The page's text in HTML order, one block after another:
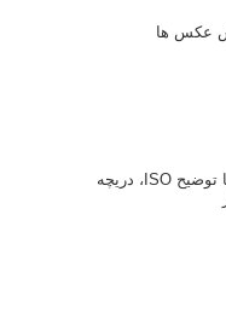
درک نوردهی – همراه با توضیح ISO، دریچه